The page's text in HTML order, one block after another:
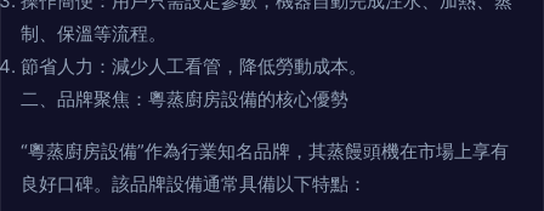
制、保溫等流程。
節省人力：減少人工看管，降低勞動成本。
二、品牌聚焦：粵蒸廚房設備的核心優勢
“粵蒸廚房設備”作為行業知名品牌，其蒸饅頭機在市場上享有
良好口碑。該品牌設備通常具備以下特點：